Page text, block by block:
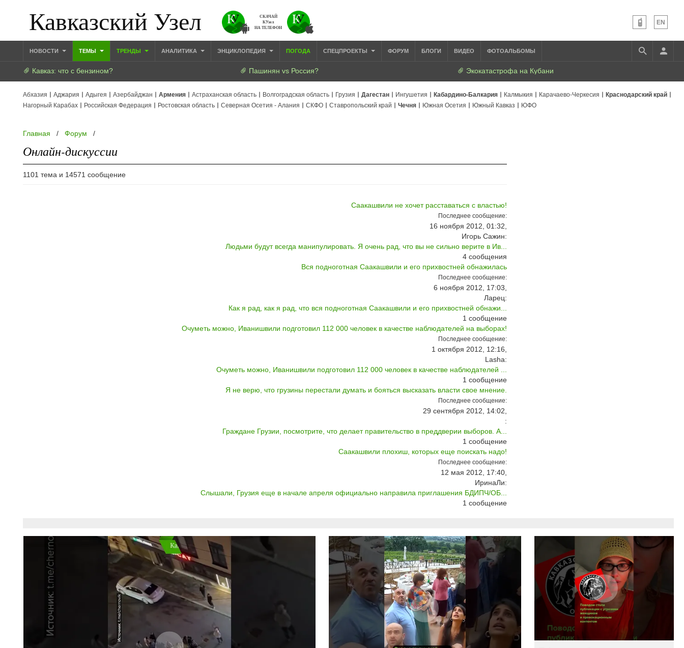
Кавказский Узел
СКАЧАЙ
КУзел
НА ТЕЛЕФОН
EN
НОВОСТИ ТЕМЫ ТРЕНДЫ АНАЛИТИКА ЭНЦИКЛОПЕДИЯ ПОГОДА СПЕЦПРОЕКТЫ ФОРУМ БЛОГИ ВИДЕО ФОТОАЛЬБОМЫ
Кавказ: что с бензином? Пашинян vs Россия? Экокатастрофа на Кубани
Абхазия Аджария Адыгея Азербайджан Армения Астраханская область Волгоградская область Грузия Дагестан Ингушетия Кабардино-Балкария Калмыкия Карачаево-Черкесия
Краснодарский край
Нагорный Карабах
Российская Федерация Ростовская область Северная Осетия - Алания СКФО Ставропольский край Чечня Южная Осетия Южный Кавказ ЮФО
Главная / Форум /
Онлайн-дискуссии
1101 тема и 14571 сообщение
Саакашвили не хочет расставаться с властью!
Последнее сообщение:
16 ноября 2012, 01:32,
Игорь Сажин:
Людьми будут всегда манипулировать. Я очень рад, что вы не сильно верите в Ив...
4сообщения
Вся подноготная Саакашвили и его прихвостней обнажилась
Последнее сообщение:
6 ноября 2012, 17:03,
Ларец:
Как я рад, как я рад, что вся подноготная Саакашвили и его прихвостней обнажи...
1сообщение
Очуметь можно, Иванишвили подготовил 112 000 человек в качестве наблюдателей на выборах!
Последнее сообщение:
1 октября 2012, 12:16,
Lasha:
Очуметь можно, Иванишвили подготовил 112 000 человек в качестве наблюдателей ...
1сообщение
Я не верю, что грузины перестали думать и бояться высказать власти свое мнение.
Последнее сообщение:
29 сентября 2012, 14:02,
:
Граждане Грузии, посмотрите, что делает правительство в преддверии выборов. А...
1сообщение
Саакашвили плохиш, которых еще поискать надо!
Последнее сообщение:
12 мая 2012, 17:40,
ИринаЛи:
Слышали, Грузия еще в начале апреля официально направила приглашения БДИПЧ/ОБ...
1сообщение